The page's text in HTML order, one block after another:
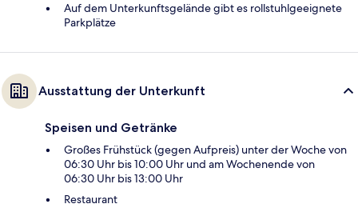
Auf dem Unterkunftsgelände gibt es rollstuhlgeeignete
Parkplätze
Ausstattung der Unterkunft
Speisen und Getränke
Großes Frühstück (gegen Aufpreis) unter der Woche von
06:30 Uhr bis 10:00 Uhr und am Wochenende von
06:30 Uhr bis 13:00 Uhr
Restaurant